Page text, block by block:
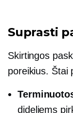
Suprasti
Skirtingos
poreikius. Štai
dideliems